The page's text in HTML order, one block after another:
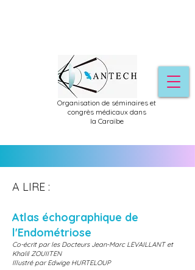
Organisation de séminaires et
congrès médicaux dans
la Caraïbe
A LIRE :
Atlas échographique de
l'Endométriose
Co-écrit par les Docteurs Jean-Marc LEVAILLANT et
Khalil ZOUIITEN
Illustré par Edwige HURTELOUP